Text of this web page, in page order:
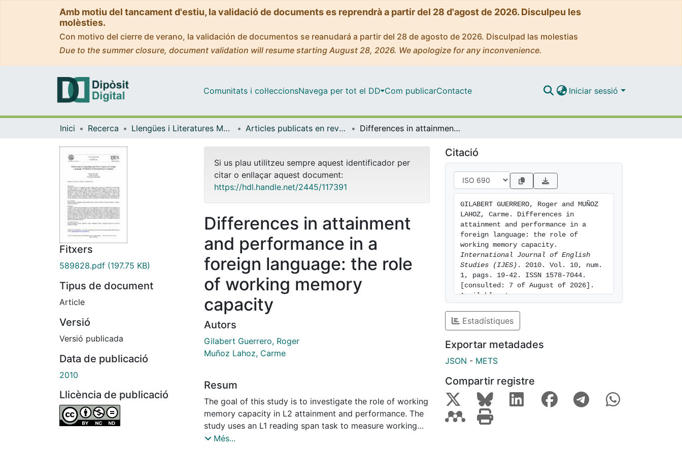
Amb motiu del tancament d'estiu, la validació de documents es reprendrà a partir del 28 d'agost de 2026. Disculpeu les
molèsties.
Con motivo del cierre de verano, la validación de documentos se reanudará a partir del 28 de agosto de 2026. Disculpad las molestias
Due to the summer closure, document validation will resume starting August 28, 2026. We apologize for any inconvenience.
Comunitats i col·leccionsNavega per tot el DD Com publicarContacte Iniciar sessió
Inici Recerca Llengües i Literatures Modernes i Estudis Anglesos Articles publicats en revistes (Llengües i Literatures Modernes i Estudis Anglesos) Differences in attainment and performance in a foreign language: the role of working memory capacity
Fitxers
589828.pdf (197.75 KB)
Tipus de document
Article
Versió
Versió publicada
Data de publicació
2010
Llicència de publicació
Si us plau utilitzeu sempre aquest identificador per
citar o enllaçar aquest document:
https://hdl.handle.net/2445/117391
Differences in attainment
and performance in a
foreign language: the role
of working memory
capacity
Autors
Gilabert Guerrero, Roger
Muñoz Lahoz, Carme
Resum
The goal of this study is to investigate the role of working
memory capacity in L2 attainment and performance. The
study uses an L1 reading span task to measure working
memory of a group of 59 high- intermediate/advanced
Més...
Citació
GILABERT GUERRERO, Roger and MUÑOZ
LAHOZ, Carme. Differences in
attainment and performance in a
foreign language: the role of
International Journal of English
Studies (IJES) . 2010. Vol. 10, num.
1, pags. 19-42. ISSN 1578-7044.
[consulted: 7 of August of 2026].
Available at:
Estadístiques
Exportar metadades
JSON - METS
Compartir registre